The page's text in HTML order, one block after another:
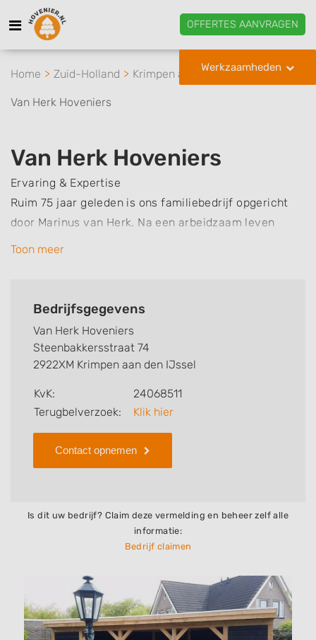
OFFERTES AANVRAGEN
Werkzaamheden
Home Zuid-Holland Krimpen aan den IJssel
Van Herk Hoveniers
Van Herk Hoveniers
Ervaring & Expertise
Ruim 75 jaar geleden is ons familiebedrijf opgericht
door Marinus van Herk. Na een arbeidzaam leven
heeft hij het bedrijf overgedragen aan zijn zoon en
ervaring en de passie voor het vak maken van ons
buitenruimte een ruimte te creëren waarin u kunt
leven en beleven!
Toon meer
Bedrijfsgegevens
Van Herk Hoveniers
Steenbakkersstraat 74
2922XM Krimpen aan den IJssel
KvK:
24068511
Terugbelverzoek:
Klik hier
Contact opnemen
Is dit uw bedrijf? Claim deze vermelding en beheer zelf alle
informatie:
Bedrijf claimen